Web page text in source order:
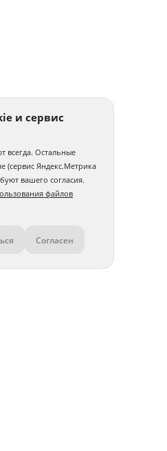
и сервис
всегда. Остальные
(сервис Яндекс.Метрика
вашего согласия.
файлов
Согласен